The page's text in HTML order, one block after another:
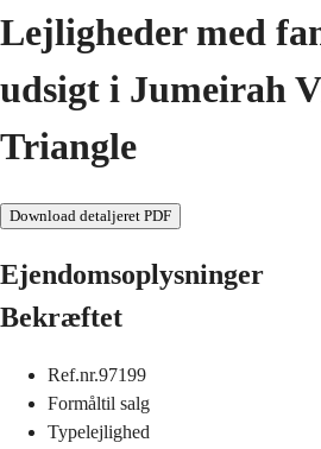
Lejligheder med
udsigt i Jumeirah
Triangle
Download detaljeret PDF
Ejendomsoplysninger
Bekræftet
Ref.nr.97199
Formåltil salg
Typelejlighed